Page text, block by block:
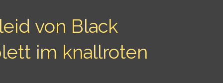
von Black
im knallroten